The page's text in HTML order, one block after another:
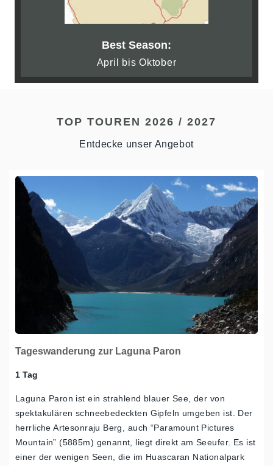
Best Season:
April bis Oktober
TOP TOUREN 2026 / 2027
Entdecke unser Angebot
Tageswanderung zur Laguna Paron
1 Tag
Laguna Paron ist ein strahlend blauer See, der von
spektakulären schneebedeckten Gipfeln umgeben ist. Der
herrliche Artesonraju Berg, auch “Paramount Pictures
Mountain” (5885m) genannt, liegt direkt am Seeufer. Es ist
einer der wenigen Seen, die im Huascaran Nationalpark